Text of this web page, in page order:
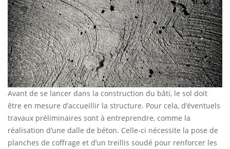
Avant de se lancer dans la construction du bâti, le sol doit
être en mesure d’accueillir la structure. Pour cela, d’éventuels
travaux préliminaires sont à entreprendre, comme la
réalisation d’une dalle de béton. Celle-ci nécessite la pose de
planches de coffrage et d’un treillis soudé pour renforcer les